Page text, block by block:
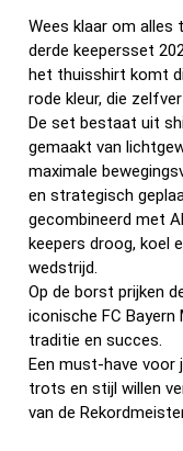
Wees klaar om alles
derde keepersset
het thuisshirt komt
rode kleur, die
De set bestaat uit
gemaakt van
maximale
en strategisch
gecombineerd met
keepers droog, koel
wedstrijd.
Op de borst prijken
iconische FC Bayern
traditie en succes.
Een must-have voor
trots en stijl willen
van de